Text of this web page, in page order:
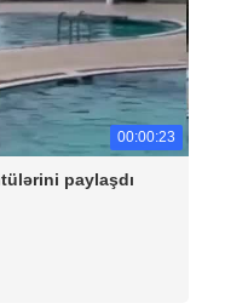
00:00:23
paylaşdı